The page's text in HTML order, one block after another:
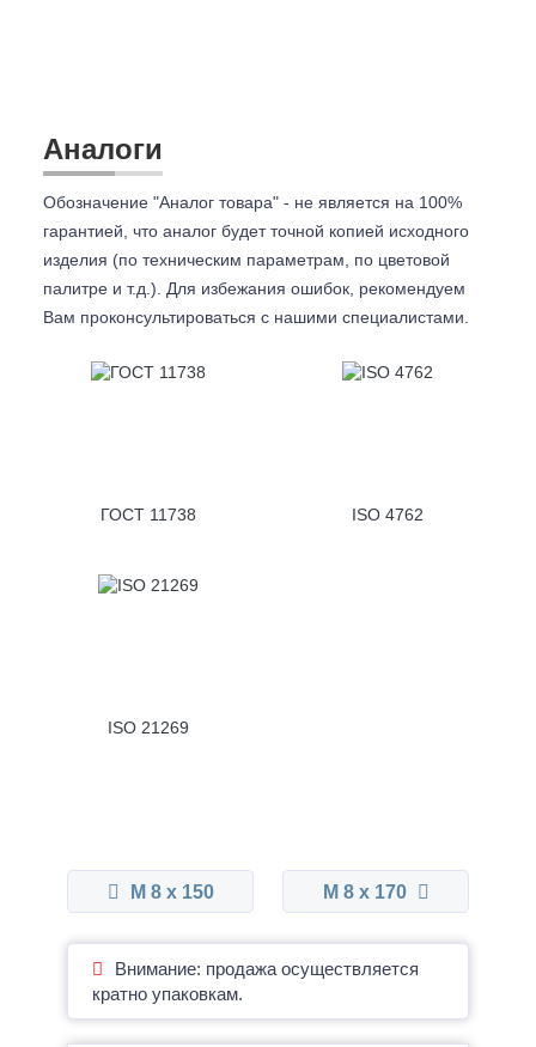
Аналоги
Обозначение "Аналог товара" - не является на 100%
гарантией, что аналог будет точной копией исходного
изделия (по техническим параметрам, по цветовой
палитре и т.д.). Для избежания ошибок, рекомендуем
Вам проконсультироваться с нашими специалистами.
ГОСТ 11738 ISO 4762
ISO 21269
М 8 x 150 М 8 x 170
Внимание: продажа осуществляется
кратно упаковкам.